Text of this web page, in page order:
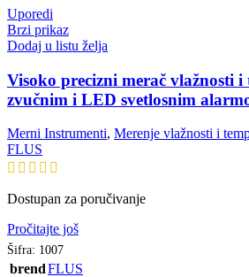
Uporedi
Brzi prikaz
Dodaj u listu želja
Visoko precizni merač vlažnosti i
zvučnim i LED svetlosnim
Merni Instrumenti, Merenje vlažnosti i
FLUS
Dostupan za poručivanje
Pročitajte još
Šifra: 1007
brendFLUS